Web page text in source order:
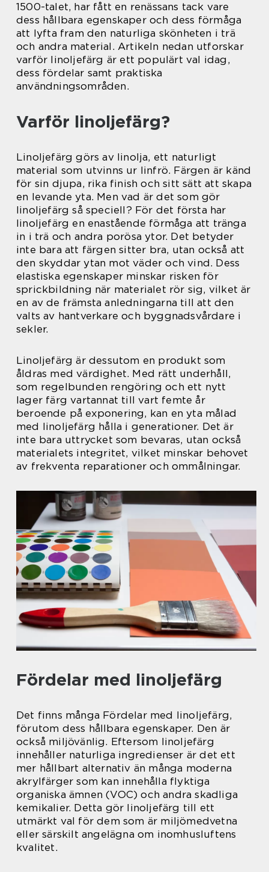
1500-talet, har fått en renässans tack vare
dess hållbara egenskaper och dess förmåga
att lyfta fram den naturliga skönheten i trä
och andra material. Artikeln nedan utforskar
varför linoljefärg är ett populärt val idag,
dess fördelar samt praktiska
användningsområden.
Varför linoljefärg?
Linoljefärg görs av linolja, ett naturligt
material som utvinns ur linfrö. Färgen är känd
för sin djupa, rika finish och sitt sätt att skapa
en levande yta. Men vad är det som gör
linoljefärg så speciell? För det första har
linoljefärg en enastående förmåga att tränga
in i trä och andra porösa ytor. Det betyder
inte bara att färgen sitter bra, utan också att
den skyddar ytan mot väder och vind. Dess
elastiska egenskaper minskar risken för
sprickbildning när materialet rör sig, vilket är
en av de främsta anledningarna till att den
valts av hantverkare och byggnadsvårdare i
sekler.
Linoljefärg är dessutom en produkt som
åldras med värdighet. Med rätt underhåll,
som regelbunden rengöring och ett nytt
lager färg vartannat till vart femte år
beroende på exponering, kan en yta målad
med linoljefärg hålla i generationer. Det är
inte bara uttrycket som bevaras, utan också
materialets integritet, vilket minskar behovet
av frekventa reparationer och ommålningar.
Fördelar med linoljefärg
Det finns många Fördelar med linoljefärg,
förutom dess hållbara egenskaper. Den är
också miljövänlig. Eftersom linoljefärg
innehåller naturliga ingredienser är det ett
mer hållbart alternativ än många moderna
akrylfärger som kan innehålla flyktiga
organiska ämnen (VOC) och andra skadliga
kemikalier. Detta gör linoljefärg till ett
utmärkt val för dem som är miljömedvetna
eller särskilt angelägna om inomhusluftens
kvalitet.